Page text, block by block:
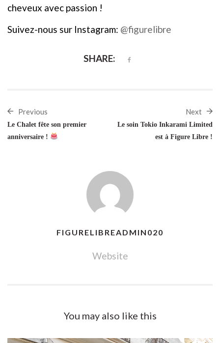
cheveux avec passion !
Suivez-nous sur Instagram: @figurelibre
SHARE:
Previous
Le Chalet fête son premier
anniversaire !
Next
Le soin Tokio Inkarami Limited
est à Figure Libre !
FIGURELIBREADMIN020
Website
You may also like this